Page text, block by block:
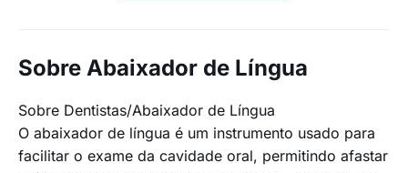
Sobre Abaixador de Língua
Sobre Dentistas/Abaixador de Língua
O abaixador de língua é um instrumento usado para
facilitar o exame da cavidade oral, permitindo afastar